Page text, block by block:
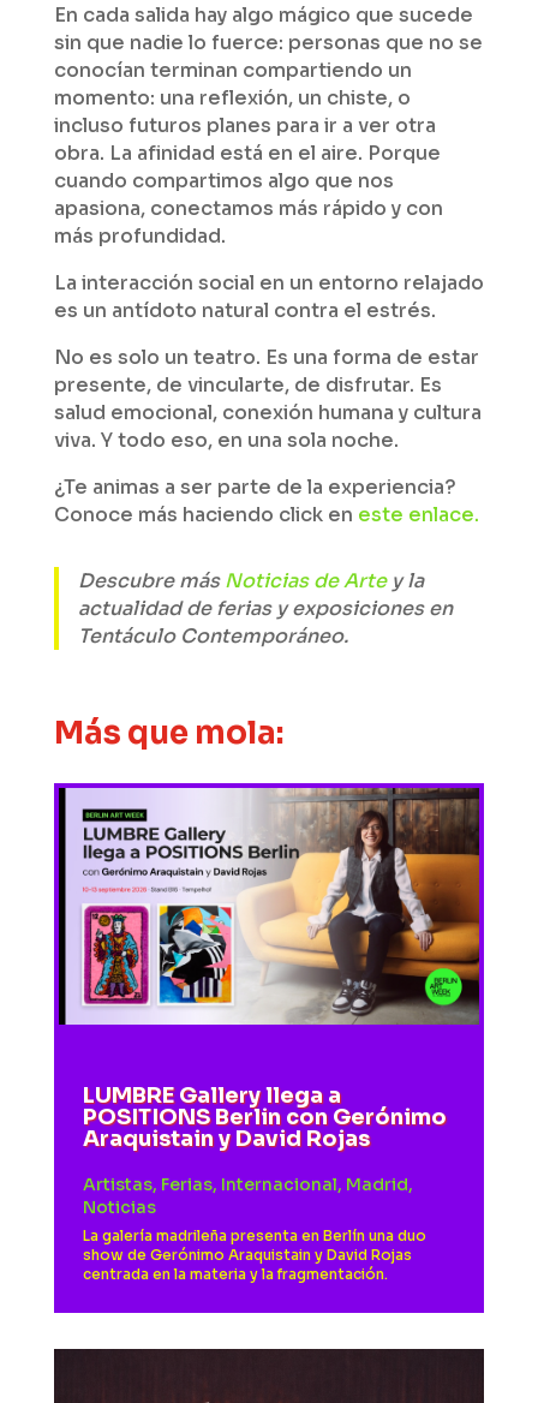
En cada salida hay algo mágico que sucede
sin que nadie lo fuerce: personas que no se
conocían terminan compartiendo un
momento: una reflexión, un chiste, o
incluso futuros planes para ir a ver otra
obra. La afinidad está en el aire. Porque
cuando compartimos algo que nos
apasiona, conectamos más rápido y con
más profundidad.
La interacción social en un entorno relajado
es un antídoto natural contra el estrés.
No es solo un teatro. Es una forma de estar
presente, de vincularte, de disfrutar. Es
salud emocional, conexión humana y cultura
viva. Y todo eso, en una sola noche.
¿Te animas a ser parte de la experiencia?
Conoce más haciendo click en este enlace.
Descubre másNoticias de Artey la
actualidad de ferias y exposiciones en
Tentáculo Contemporáneo.
Más que mola:
LUMBRE Gallery llega a
POSITIONS Berlin con Gerónimo
Araquistain y David Rojas
Artistas, Ferias, Internacional, Madrid,
Noticias
La galería madrileña presenta en Berlín una duo
show de Gerónimo Araquistain y David Rojas
centrada en la materia y la fragmentación.